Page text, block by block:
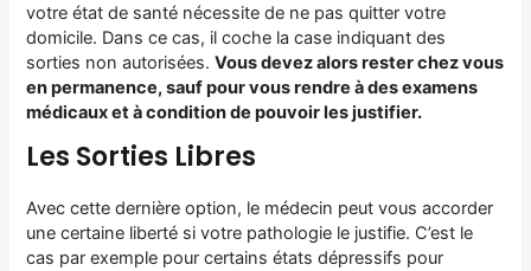
votre état de santé nécessite de ne pas quitter votre
domicile. Dans ce cas, il coche la case indiquant des
sorties non autorisées.Vous devez alors rester chez vous
en permanence, sauf pour vous rendre à des examens
médicaux et à condition de pouvoir les justifier.
Les Sorties Libres
Avec cette dernière option, le médecin peut vous accorder
une certaine liberté si votre pathologie le justifie. C’est le
cas par exemple pour certains états dépressifs pour